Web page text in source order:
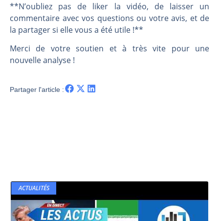
**N’oubliez pas de liker la vidéo, de laisser un
commentaire avec vos questions ou votre avis, et de
la partager si elle vous a été utile !**
Merci de votre soutien et à très vite pour une
nouvelle analyse !
Partager l'article :
ACTUALITÉS